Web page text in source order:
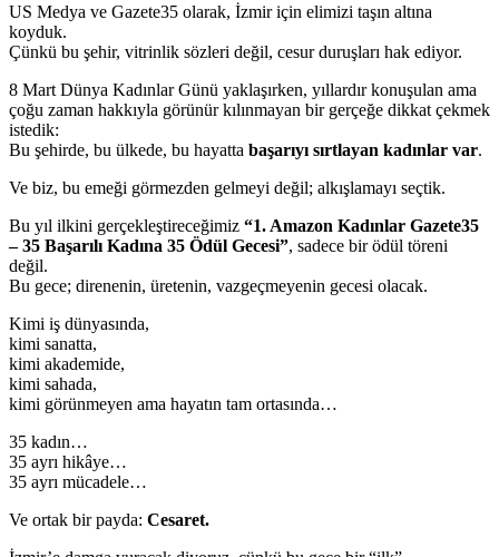
US Medya ve Gazete35 olarak, İzmir için elimizi taşın altına
koyduk.
Çünkü bu şehir, vitrinlik sözleri değil, cesur duruşları hak ediyor.
8 Mart Dünya Kadınlar Günü yaklaşırken, yıllardır konuşulan ama
çoğu zaman hakkıyla görünür kılınmayan bir gerçeğe dikkat çekmek
istedik:
Bu şehirde, bu ülkede, bu hayatta başarıyı sırtlayan kadınlar var.
Ve biz, bu emeği görmezden gelmeyi değil; alkışlamayı seçtik.
Bu yıl ilkini gerçekleştireceğimiz “1. Amazon Kadınlar Gazete35
– 35 Başarılı Kadına 35 Ödül Gecesi”, sadece bir ödül töreni
değil.
Bu gece; direnenin, üretenin, vazgeçmeyenin gecesi olacak.
Kimi iş dünyasında,
kimi sanatta,
kimi akademide,
kimi sahada,
kimi görünmeyen ama hayatın tam ortasında…
35 kadın…
35 ayrı hikâye…
35 ayrı mücadele…
Ve ortak bir payda: Cesaret.